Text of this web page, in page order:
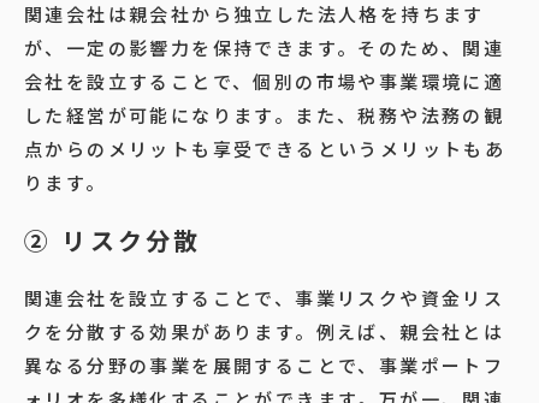
関連会社は親会社から独立した法人格を持ちます
が、一定の影響力を保持できます。そのため、関連
会社を設立することで、個別の市場や事業環境に適
した経営が可能になります。また、税務や法務の観
点からのメリットも享受できるというメリットもあ
ります。
② リスク分散
関連会社を設立することで、事業リスクや資金リス
クを分散する効果があります。例えば、親会社とは
異なる分野の事業を展開することで、事業ポートフ